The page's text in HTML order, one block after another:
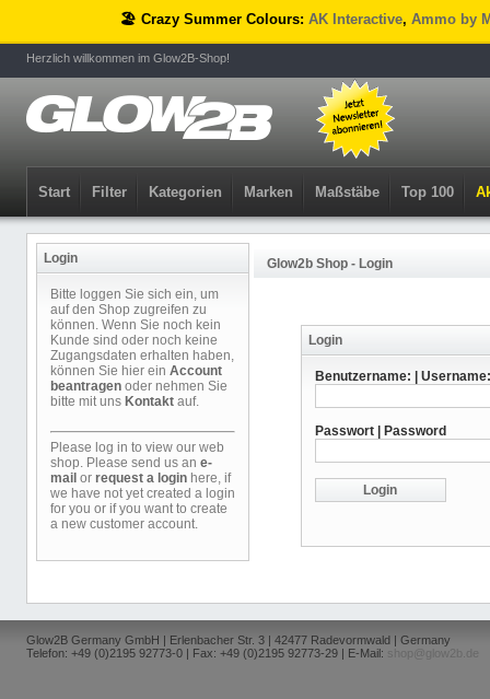
🏖️ Crazy Summer Colours:AK Interactive,Ammo by
Herzlich willkommen im Glow2B-Shop!
Start Filter Kategorien Marken Maßstäbe Top 100
Login
Bitte loggen Sie sich ein, um
auf den Shop zugreifen zu
können. Wenn Sie noch kein
Kunde sind oder noch keine
Zugangsdaten erhalten haben,
können Sie hier ein Account
beantragen oder nehmen Sie
bitte mit uns Kontakt auf.
Please log in to view our web
shop. Please send us an e-
mail or request a login here, if
we have not yet created a login
for you or if you want to create
a new customer account.
Glow2b Shop - Login
Login
Benutzername: | Username:
Passwort | Password
Glow2B Germany GmbH | Erlenbacher Str. 3 | 42477 Radevormwald | Germany
Telefon: +49 (0)2195 92773-0 | Fax: +49 (0)2195 92773-29 | E-Mail:
shop@glow2b.de